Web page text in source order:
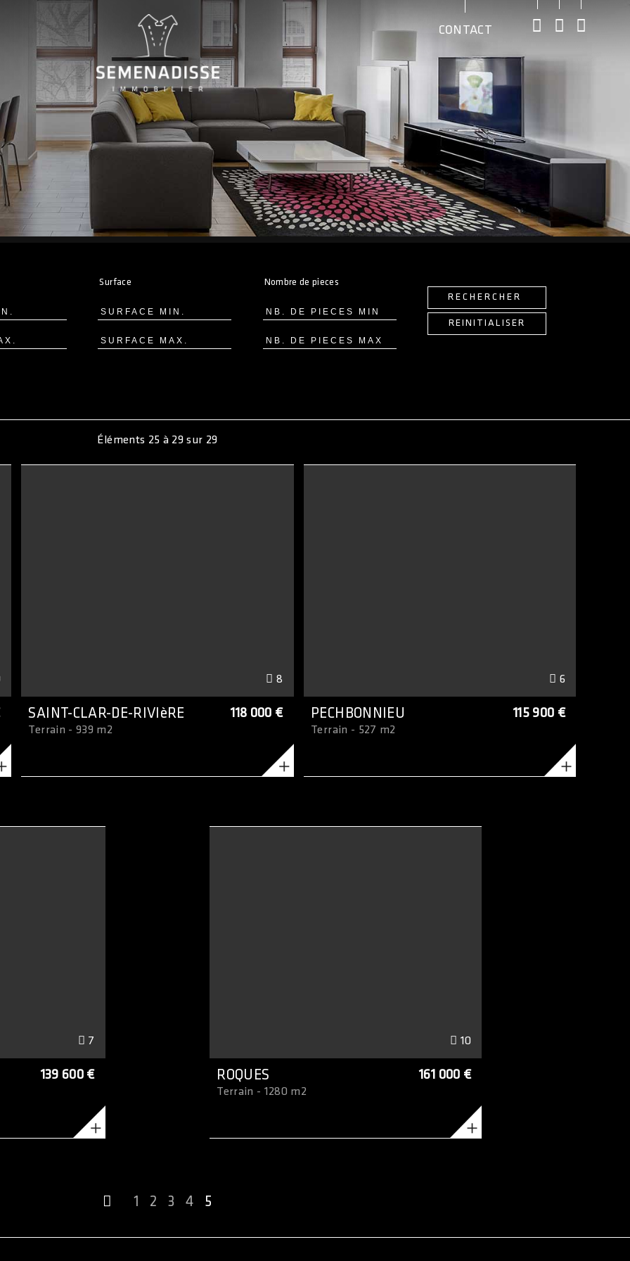
CONTACT
Surface Nombre de pieces
Éléments 25 à 29 sur 29
SAINT-CLAR-DE-RIVIèRE 118 000 €
Terrain - 939 m2
8
PECHBONNIEU 115 900 €
Terrain - 527 m2
6
139 600 €
7
ROQUES 161 000 €
Terrain - 1280 m2
10
1 2 3 4 5